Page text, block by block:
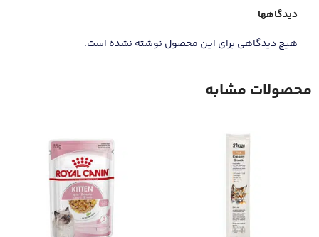
دیدگاهها
هیچ دیدگاهی برای این محصول نوشته نشده است.
محصولات مشابه